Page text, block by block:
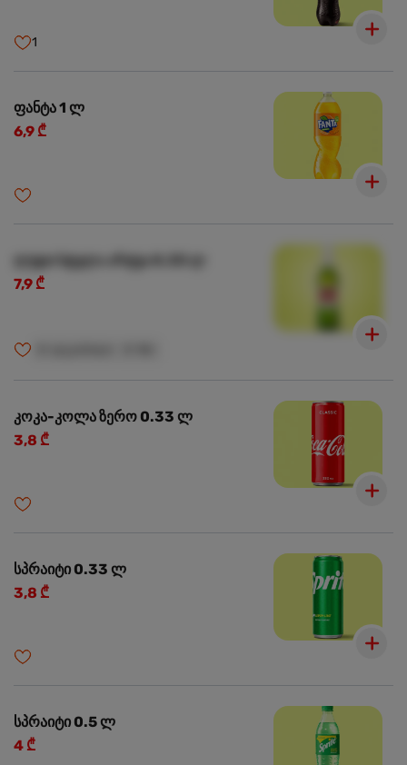
1
ფანტა 1 ლ
6,9 ₾
ლუდი სტელა არტუა 0.33 ლ
7,9 ₾
კოკა-კოლა ზერო 0.33 ლ
3,8 ₾
სპრაიტი 0.33 ლ
3,8 ₾
სპრაიტი 0.5 ლ
4 ₾